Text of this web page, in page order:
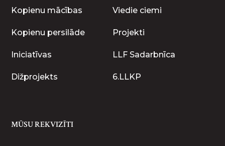
Kopienu mācības Viedie ciemi
Kopienu persilāde Projekti
Iniciatīvas LLF Sadarbnīca
Dižprojekts 6.LLKP
MŪSU REKVIZĪTI